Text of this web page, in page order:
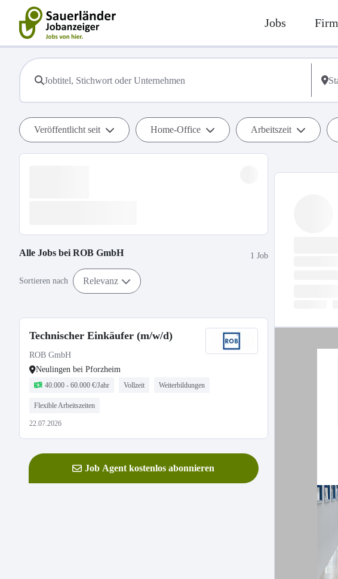
Jobs
Veröffentlicht seit Home-Office Arbeitszeit
Alle Jobs bei ROB GmbH 1 Job
Sortieren nach Relevanz
Technischer Einkäufer (m/w/d)
ROB GmbH
Neulingen bei Pforzheim
40.000 - 60.000 €/Jahr Vollzeit Weiterbildungen
Flexible Arbeitszeiten
22.07.2026
Job Agent kostenlos abonnieren